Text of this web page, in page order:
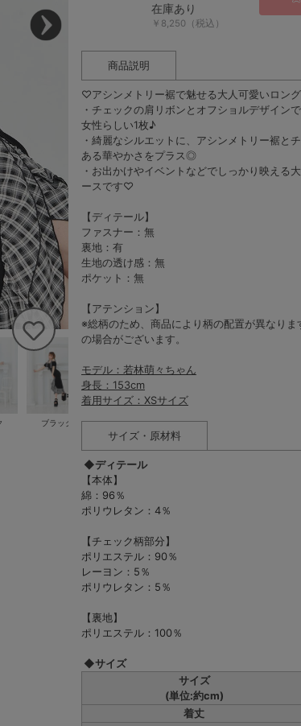
ブラック ブラック ブラック
在庫あり
￥8,250（税込）
商品説明
♡アシンメトリー裾で魅せる大人可愛いロン
・チェックの肩リボンとオフショルデザイン
女性らしい1枚♪
・綺麗なシルエットに、アシンメトリー裾と
ある華やかさをプラス◎
・お出かけやイベントなどでしっかり映える
ースです♡
【ディテール】
ファスナー：無
裏地：有
生地の透け感：無
ポケット：無
【アテンション】
※総柄のため、商品により柄の配置が異なり
の場合がございます。
モデル：若林萌々ちゃん
身長：153cm
着用サイズ：XSサイズ
サイズ・原材料
◆ディテール
【本体】
綿：96％
ポリウレタン：4％
【チェック柄部分】
ポリエステル：90％
レーヨン：5％
ポリウレタン：5％
【裏地】
ポリエステル：100％
◆サイズ
サイズ
(単位:約cm)
着丈